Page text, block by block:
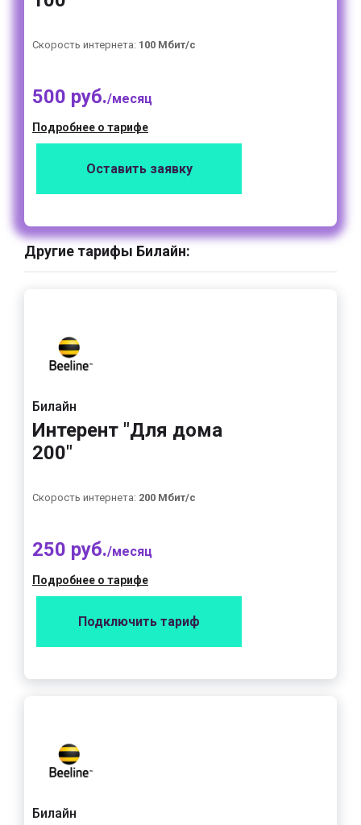
Скорость интернета: 100 Мбит/с
500 руб./месяц
Подробнее о тарифе
Оставить заявку
Другие тарифы Билайн:
Билайн
Интерент "Для дома
200"
Скорость интернета: 200 Мбит/с
250 руб./месяц
Подробнее о тарифе
Подключить тариф
Билайн